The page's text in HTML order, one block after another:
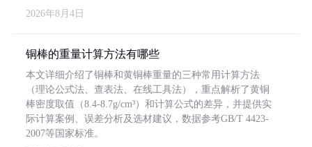
2026年8月4日
铜棒的重量计算方法有哪些
本文详细介绍了铜棒和黄铜棒重量的三种常用计算方法
（理论公式法、查表法、在线工具法），重点解析了黄铜
棒密度取值（8.4-8.7g/cm³）和计算公式的差异，并提供实
际计算案例、误差分析及选材建议，数据参考GB/T 4423-
2007等国家标准。